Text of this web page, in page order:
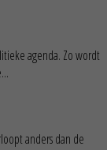
agenda. Zo wordt
anders dan de